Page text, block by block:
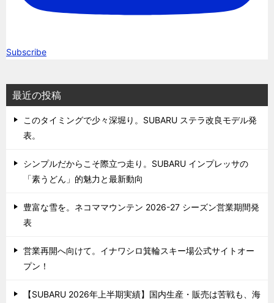
Subscribe
最近の投稿
このタイミングで少々深堀り。SUBARU ステラ改良モデル発
表。
シンプルだからこそ際立つ走り。SUBARU インプレッサの
「素うどん」的魅力と最新動向
豊富な雪を。ネコママウンテン 2026-27 シーズン営業期間発
表
営業再開へ向けて。イナワシロ箕輪スキー場公式サイトオー
プン！
【SUBARU 2026年上半期実績】国内生産・販売は苦戦も、海